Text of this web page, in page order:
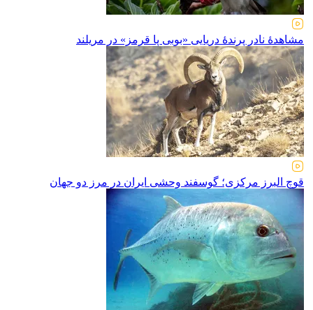
مشاهدهٔ نادر پرندهٔ دریایی «بوبی پا قرمز» در مریلند
قوچ البرز مرکزی؛ گوسفند وحشی ایران در مرز دو جهان